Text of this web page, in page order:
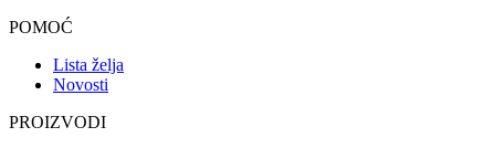
POMOĆ
Lista želja
Novosti
PROIZVODI